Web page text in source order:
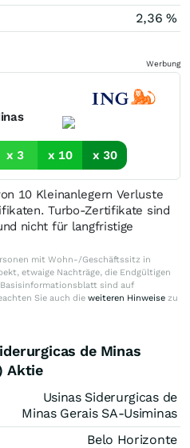
2,36 %
Werbung
x 3 x 10 x 30
10 Kleinanlegern Verluste
Turbo-Zertifikate sind
nicht für langfristige
mit Wohn-/Geschäftssitz in
etwaige Nachträge, die Endgültigen
sind auf
Sie auch die weiteren Hinweise zu
de Minas
Aktie
Usinas Siderurgicas de
Minas Gerais SA-Usiminas
Belo Horizonte